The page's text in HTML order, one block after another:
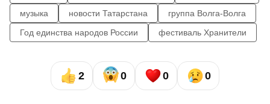
музыка
новости Татарстана
группа Волга-Волга
Год единства народов России
фестиваль Хранители
2 0 0 0